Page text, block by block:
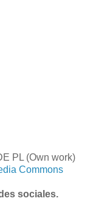
PL (Own work)
Commons
sociales.